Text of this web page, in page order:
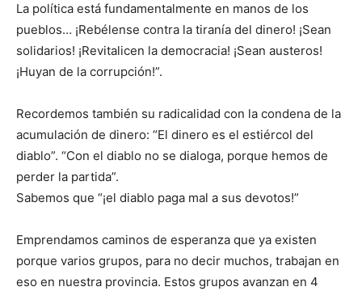
La política está fundamentalmente en manos de los
pueblos… ¡Rebélense contra la tiranía del dinero! ¡Sean
solidarios! ¡Revitalicen la democracia! ¡Sean austeros!
¡Huyan de la corrupción!”.
Recordemos también su radicalidad con la condena de la
acumulación de dinero: “El dinero es el estiércol del
diablo”. “Con el diablo no se dialoga, porque hemos de
perder la partida”.
Sabemos que “¡el diablo paga mal a sus devotos!”
Emprendamos caminos de esperanza que ya existen
porque varios grupos, para no decir muchos, trabajan en
eso en nuestra provincia. Estos grupos avanzan en 4